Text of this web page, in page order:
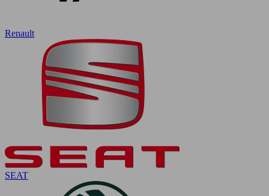
Renault
SEAT